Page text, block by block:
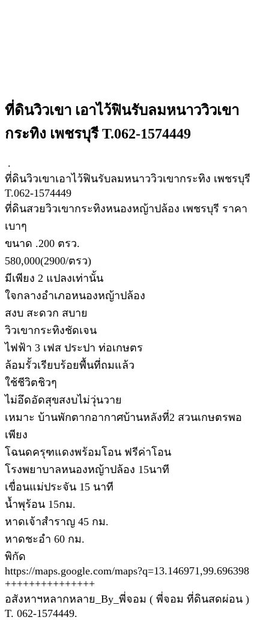
ที่ดินวิวเขา เอาไว้ฟินรับลมหนาววิวเขา
กระทิง เพชรบุรี T.062-1574449
.
ที่ดินวิวเขาเอาไว้ฟินรับลมหนาววิวเขากระทิง เพชรบุรี
T.062-1574449
ที่ดินสวยวิวเขากระทิงหนองหญ้าปล้อง เพชรบุรี ราคา
เบาๆ
ขนาด .200 ตรว.
580,000(2900/ตรว)
มีเพียง 2 แปลงเท่านั้น
ใจกลางอำเภอหนองหญ้าปล้อง
สงบ สะดวก สบาย
วิวเขากระทิงชัดเจน
ไฟฟ้า 3 เฟส ประปา ท่อเกษตร
ล้อมรั้วเรียบร้อยพื้นที่ถมแล้ว
ใช้ชีวิตชิวๆ
ไม่อึดอัดสุขสงบไม่วุ่นวาย
เหมาะ บ้านพักตากอากาศบ้านหลังที่2 สวนเกษตรพอ
เพียง
โฉนดครุฑแดงพร้อมโอน ฟรีค่าโอน
โรงพยาบาลหนองหญ้าปล้อง 15นาที
เขื่อนแม่ประจัน 15 นาที
น้ำพุร้อน 15กม.
หาดเจ้าสำราญ 45 กม.
หาดชะอำ 60 กม.
พิกัด
https://maps.google.com/maps?q=13.146971,99.696398
+++++++++++++++
อสังหาฯหลากหลาย_By_พี่จอม ( พี่จอม ที่ดินสดผ่อน )
T. 062-1574449.